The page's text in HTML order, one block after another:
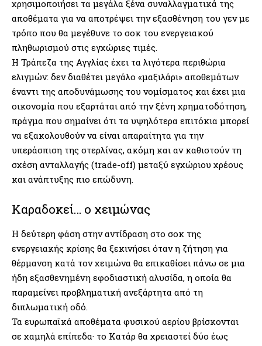
χρησιμοποιήσει τα μεγάλα ξένα συναλλαγματικά της
αποθέματα για να αποτρέψει την εξασθένηση του γεν με
τρόπο που θα μεγέθυνε το σοκ του ενεργειακού
πληθωρισμού στις εγχώριες τιμές.
Η Τράπεζα της Αγγλίας έχει τα λιγότερα περιθώρια
ελιγμών: δεν διαθέτει μεγάλο «μαξιλάρι» αποθεμάτων
έναντι της αποδυνάμωσης του νομίσματος και έχει μια
οικονομία που εξαρτάται από την ξένη χρηματοδότηση,
πράγμα που σημαίνει ότι τα υψηλότερα επιτόκια μπορεί
να εξακολουθούν να είναι απαραίτητα για την
υπεράσπιση της στερλίνας, ακόμη και αν καθιστούν τη
σχέση ανταλλαγής (trade-off) μεταξύ εγχώριου χρέους
και ανάπτυξης πιο επώδυνη.
Καραδοκεί… ο χειμώνας
Η δεύτερη φάση στην αντίδραση στο σοκ της
ενεργειακής κρίσης θα ξεκινήσει όταν η ζήτηση για
θέρμανση κατά τον χειμώνα θα επικαθίσει πάνω σε μια
ήδη εξασθενημένη εφοδιαστική αλυσίδα, η οποία θα
παραμείνει προβληματική ανεξάρτητα από τη
διπλωματική οδό.
Τα ευρωπαϊκά αποθέματα φυσικού αερίου βρίσκονται
σε χαμηλά επίπεδα· το Κατάρ θα χρειαστεί δύο έως